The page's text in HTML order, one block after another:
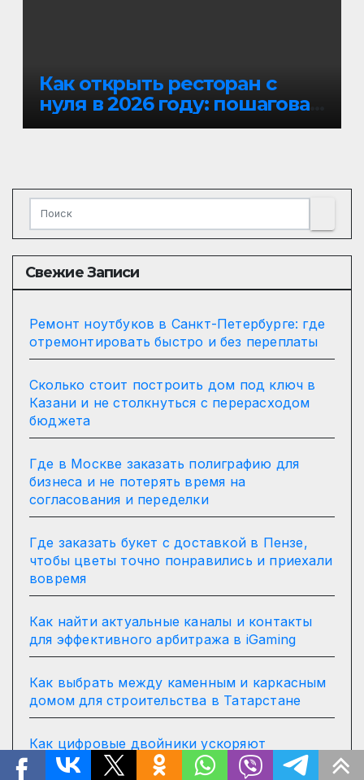
Как открыть ресторан с
нуля в 2026 году: пошаговая
инструкция
Свежие Записи
Ремонт ноутбуков в Санкт-Петербурге: где
отремонтировать быстро и без переплаты
Сколько стоит построить дом под ключ в
Казани и не столкнуться с перерасходом
бюджета
Где в Москве заказать полиграфию для
бизнеса и не потерять время на
согласования и переделки
Где заказать букет с доставкой в Пензе,
чтобы цветы точно понравились и приехали
вовремя
Как найти актуальные каналы и контакты
для эффективного арбитража в iGaming
Как выбрать между каменным и каркасным
домом для строительства в Татарстане
Как цифровые двойники ускоряют
прохождение госэкспертизы и сокращают